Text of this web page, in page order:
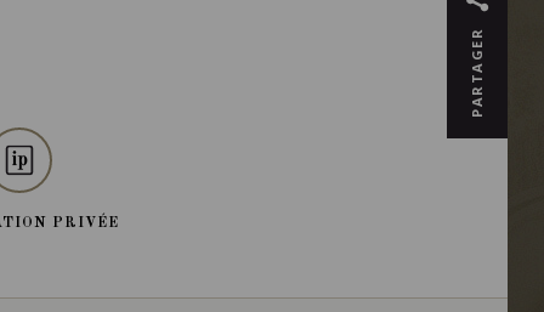
PARTAGER
PRIVÉE